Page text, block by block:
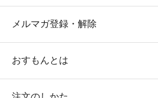
メルマガ登録・解除
おすもんとは